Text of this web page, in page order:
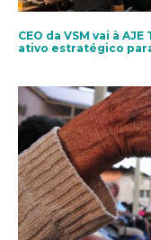
CEO da VSM vai à
ativo estratégico